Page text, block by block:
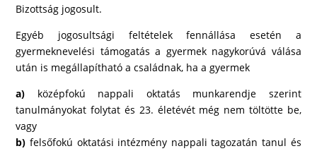
Bizottság jogosult.
Egyéb jogosultsági feltételek fennállása esetén a
gyermeknevelési támogatás a gyermek nagykorúvá válása
után is megállapítható a családnak, ha a gyermek
a) középfokú nappali oktatás munkarendje szerint
tanulmányokat folytat és 23. életévét még nem töltötte be,
vagy
b) felsőfokú oktatási intézmény nappali tagozatán tanul és